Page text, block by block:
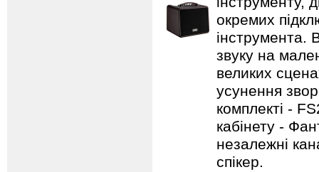
окремих
інструмента.
звуку на
великих
усунення
комплекті -
кабінету -
незалежні
спікер.